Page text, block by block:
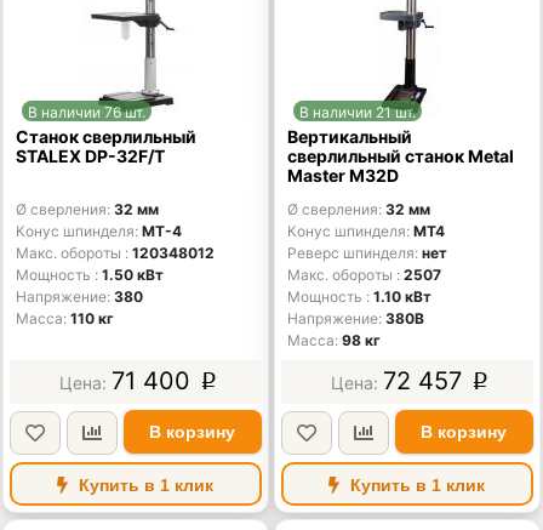
В наличии 76 шт.
Станок сверлильный
STALEX DP-32F/T
Ø сверления 32 мм
Конус шпинделя MT-4
Макс. обороты
120348012
Мощность
1.50 кВт
Напряжение 380
Масса 110 кг
71 400 p
В корзину
Купить в 1 клик
В наличии 21 шт.
Вертикальный
сверлильный станок Metal
Master M32D
Ø сверления 32 мм
Конус шпинделя MT4
Реверс шпинделя нет
Макс. обороты
2507
Мощность
1.10 кВт
Напряжение 380В
Масса 98 кг
72 457 p
В корзину
Купить в 1 клик